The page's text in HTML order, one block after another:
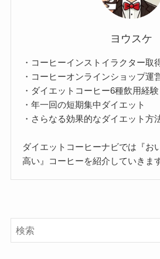
ヨウスケ
・コーヒーインストイラクター取
・コーヒーオンラインショップ運
・ダイエットコーヒー6種飲用経験
・年一回の短期集中ダイエット
・さらなる効果的なダイエット方
ダイエットコーヒーナビでは『お
高い』コーヒーを紹介していきます